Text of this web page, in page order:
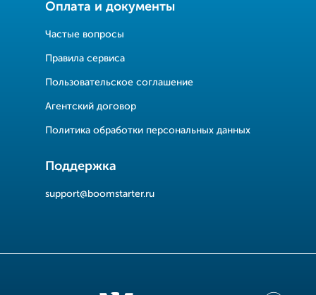
Оплата и документы
Частые вопросы
Правила сервиса
Пользовательское соглашение
Агентский договор
Политика обработки персональных данных
Поддержка
support@boomstarter.ru